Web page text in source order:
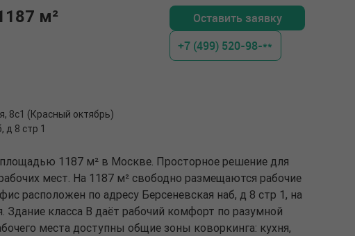
м²
8с1 (Красный октябрь)
д 8 стр 1
1187 м² в Москве. Просторное решение для
мест. На 1187 м² свободно размещаются рабочие
расположен по адресу Берсеневская наб, д 8 стр 1, на
Здание класса B даёт рабочий комфорт по разумной
места доступны общие зоны коворкинга: кухня,
Оставить заявку
+7 (499) 520-98-**